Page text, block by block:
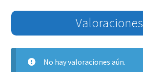
Valoraciones
No hay valoraciones aún.